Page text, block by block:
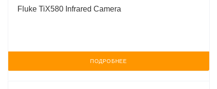
Fluke TiX580 Infrared Camera
ПОДРОБНЕЕ